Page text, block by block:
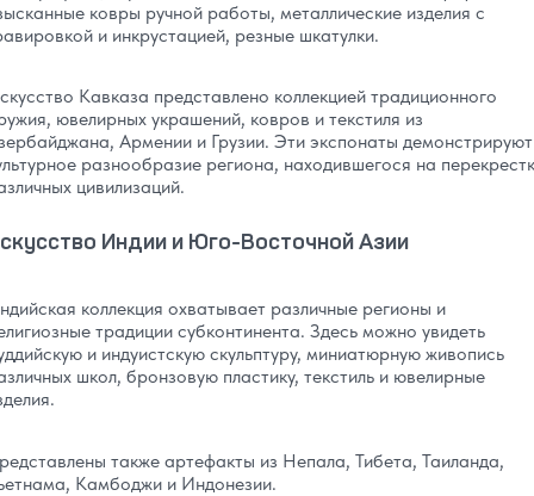
ковры ручной работы, металлические изделия с
и инкрустацией, резные шкатулки.
Кавказа представлено коллекцией традиционного
ювелирных украшений, ковров и текстиля из
Армении и Грузии. Эти экспонаты демонстрируют
разнообразие региона, находившегося на
цивилизаций.
Индии и Юго-Восточной Азии
коллекция охватывает различные регионы и
традиции субконтинента. Здесь можно увидеть
и индуистскую скульптуру, миниатюрную живопись
школ, бронзовую пластику, текстиль и ювелирные
также артефакты из Непала, Тибета, Таиланда,
Камбоджи и Индонезии.